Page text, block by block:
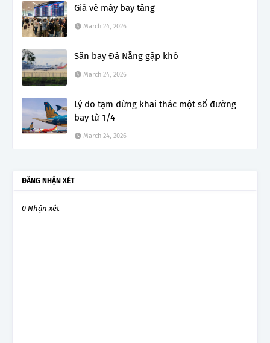
Giá vé máy bay tăng
March 24, 2026
Sân bay Đà Nẵng gặp khó
March 24, 2026
Lý do tạm dừng khai thác một số đường
bay từ 1/4
March 24, 2026
ĐĂNG NHẬN XÉT
0 Nhận xét